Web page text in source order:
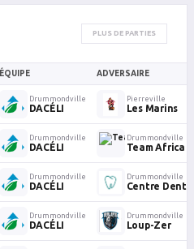
PLUS DE PARTIES
ÉQUIPE ADVERSAIRE
Drummondville
DACÉLI
Pierreville
Les Marins
Drummondville
DACÉLI
Drummondville
Team Africa
Drummondville
DACÉLI
Drummondville
Centre
Drummondville
DACÉLI
Drummondville
Loup-Zer